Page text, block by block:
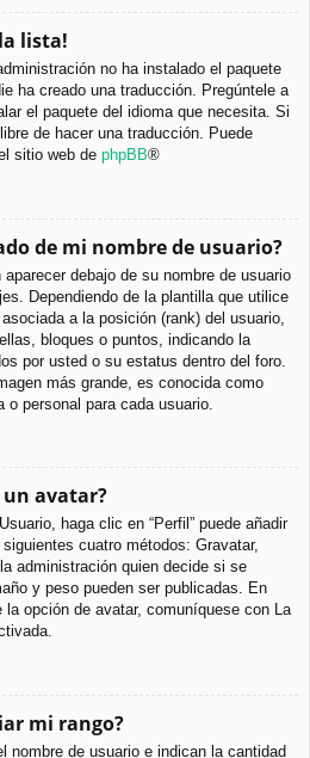
lista!
no ha instalado el paquete
ha creado una traducción. Pregúntele a
el paquete del idioma que necesita. Si
de hacer una traducción. Puede
sitio web de phpBB®
de mi nombre de usuario?
debajo de su nombre de usuario
Dependiendo de la plantilla que utilice
a la posición (rank) del usuario,
bloques o puntos, indicando la
por usted o su estatus dentro del foro.
más grande, es conocida como
personal para cada usuario.
avatar?
haga clic en “Perfil” puede añadir
cuatro métodos: Gravatar,
administración quien decide si se
y peso pueden ser publicadas. En
opción de avatar, comuníquese con La
mi rango?
nombre de usuario e indican la cantidad